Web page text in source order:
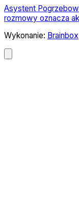
Asystent
rozmowy oznacza
Wykonanie: Brainbox